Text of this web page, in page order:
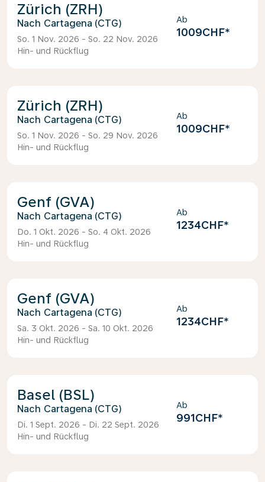
Zürich (ZRH)
Cartagena (CTG)
So. 1 Nov. 2026 - So. 22 Nov. 2026
Hin- und Rückflug
Ab
1009CHF*
Zürich (ZRH)
Cartagena (CTG)
So. 1 Nov. 2026 - So. 29 Nov. 2026
Hin- und Rückflug
Ab
1009CHF*
Genf (GVA)
Cartagena (CTG)
Do. 1 Okt. 2026 - So. 4 Okt. 2026
Hin- und Rückflug
Ab
1234CHF*
Genf (GVA)
Cartagena (CTG)
Sa. 3 Okt. 2026 - Sa. 10 Okt. 2026
Hin- und Rückflug
Ab
1234CHF*
Basel (BSL)
Cartagena (CTG)
Di. 1 Sept. 2026 - Di. 22 Sept. 2026
Hin- und Rückflug
Ab
991CHF*